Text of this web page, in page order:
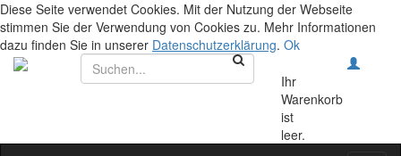
Diese Seite verwendet Cookies. Mit der Nutzung der Webseite
stimmen Sie der Verwendung von Cookies zu. Mehr Informationen
dazu finden Sie in unserer Datenschutzerklärung. Ok
Ihr
Warenkorb
ist
leer.